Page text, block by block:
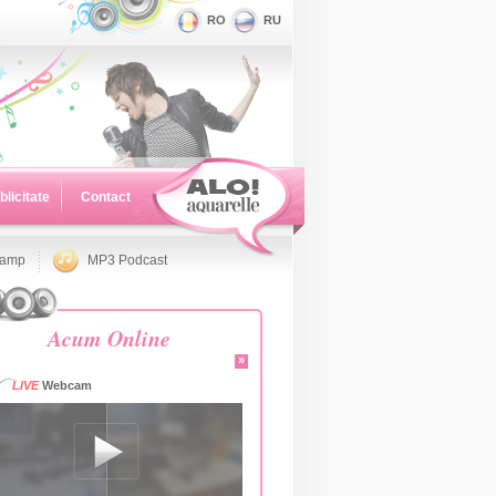
RO RU
Contact
MP3 Podcast
Acum Online
»
LIVEWebcam